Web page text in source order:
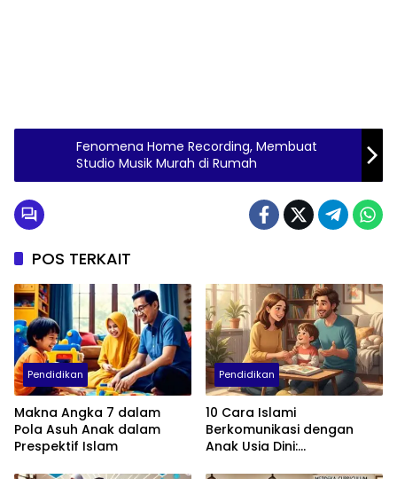
Fenomena Home Recording, Membuat
Studio Musik Murah di Rumah
POS TERKAIT
Pendidikan
Makna Angka 7 dalam
Pola Asuh Anak dalam
Prespektif Islam
Pendidikan
10 Cara Islami
Berkomunikasi dengan
Anak Usia Dini: